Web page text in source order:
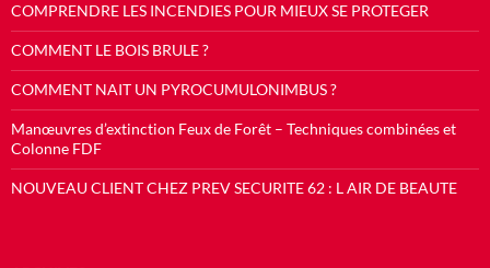
COMPRENDRE LES INCENDIES POUR MIEUX SE PROTEGER
COMMENT LE BOIS BRULE ?
COMMENT NAIT UN PYROCUMULONIMBUS ?
Manœuvres d’extinction Feux de Forêt – Techniques combinées et
Colonne FDF
NOUVEAU CLIENT CHEZ PREV SECURITE 62 : L AIR DE BEAUTE